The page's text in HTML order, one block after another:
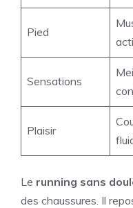
Pied
Sensations
Plaisir
Le running sans
des chaussures. Il